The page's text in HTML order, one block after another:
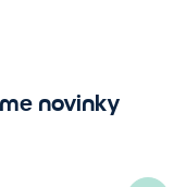
novinky